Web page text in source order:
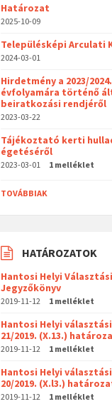
Határozat
2025-10-09
Településképi Arculati
2024-03-01
Hirdetmény a 2023/
évfolyamára történő
beiratkozási rendjéről
2023-03-22
Tájékoztató kerti
égetéséről
2023-03-01 1 melléklet
TOVÁBBIAK
HATÁROZATOK
Hantosi Helyi
Jegyzőkönyv
2019-11-12 1 melléklet
Hantosi Helyi
21/2019. (X.13.)
2019-11-12 1 melléklet
Hantosi Helyi
20/2019. (X.l3.)
2019-11-12 1 melléklet